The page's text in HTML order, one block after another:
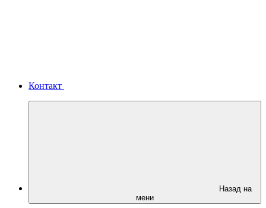
Контакт
Назад на
мени